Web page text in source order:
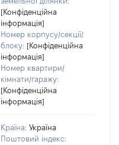
[Конфіденційна
інформація]
Номер корпусу/секції/
блоку: [Конфіденційна
інформація]
Номер квартири/
кімнати/гаражу:
[Конфіденційна
інформація]
Країна: Україна
Поштовий індекс: